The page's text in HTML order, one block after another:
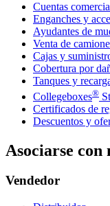
Cuentas
Enganches y
Ayudantes de
Venta de
Cajas y
Cobertura por
Tanques y
Collegeboxes®
Certificados de
Descuentos y
Asociarse con
Vendedor